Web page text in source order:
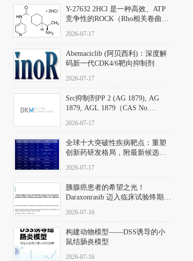
Y-27632 2HCl 是一种高效、ATP
竞争性的ROCK（Rho相关卷曲螺
同等抑制ROCK1与ROCK2；其通
过精准嵌入激酶的ATP结合位点
发挥抑制作用，对ROCK1和
ROCK2的解离常数（Ki）分别为
140 nM和300 nM；在众多丝氨酸/
中，其靶向ROCK的选择性超过
200倍，凸显出优异的分子特异
2026-07-17
Abemaciclib (阿贝西利)：深度解
码新一代CDK4/6靶向抑制剂
2026-07-17
Src抑制剂PP 2 (AG 1879), AG
1879, AGL 1879（CAS No.
应用指南
2026-07-17
全球十大突破性疾病靶点：重塑
创新药研发格局，附最新候选分
2026-07-17
胰腺癌患者的希望之光！
Daraxonrasib 迈入临床试验终期阶
2026-07-16
构建动物模型——DSS诱导的小
鼠结肠炎模型
2026-07-16